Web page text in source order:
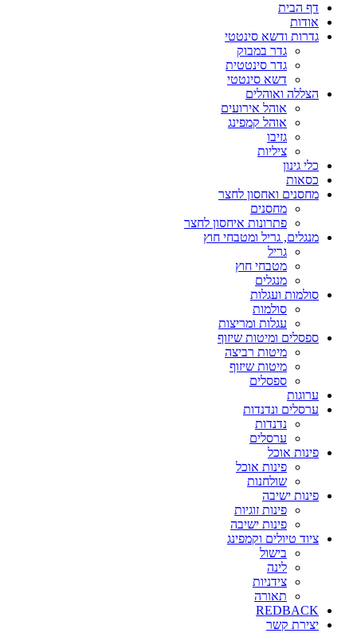
דף הבית
אודות
גדרות ודשא סינטטי
גדר במבוק
גדר סינטטית
דשא סינטטי
הצללה ואוהלים
אוהל אירועים
אוהל קמפינג
גזיבו
ציליות
כלי גינון
כסאות
מחסנים ואחסון לחצר
מחסנים
פתרונות איחסון לחצר
מנגלים, גריל ומטבחי חוץ
גריל
מטבחי חוץ
מנגלים
סולמות ועגלות
סולמות
עגלות ומריצות
ספסלים ומיטות שיזוף
מיטות רביצה
מיטות שיזוף
ספסלים
ערוגות
ערסלים ונדנדות
נדנדות
ערסלים
פינות אוכל
פינות אוכל
שולחנות
פינות ישיבה
פינות זוגיות
פינות ישיבה
ציוד טיולים וקמפינג
בישול
לינה
צידניות
תאורה
REDBACK
יצירת קשר